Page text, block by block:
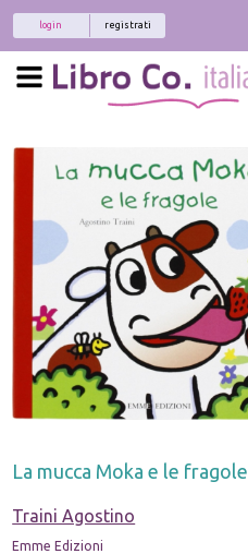
registrati
login
La mucca Moka e le fragole
Traini Agostino
Emme Edizioni